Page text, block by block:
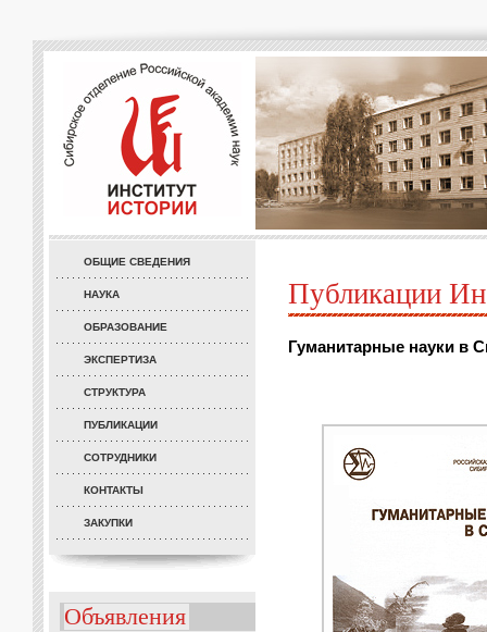
ОБЩИЕ СВЕДЕНИЯ
НАУКА
ОБРАЗОВАНИЕ
ЭКСПЕРТИЗА
СТРУКТУРА
ПУБЛИКАЦИИ
СОТРУДНИКИ
КОНТАКТЫ
ЗАКУПКИ
Объявления
Публикации
Гуманитарные науки в